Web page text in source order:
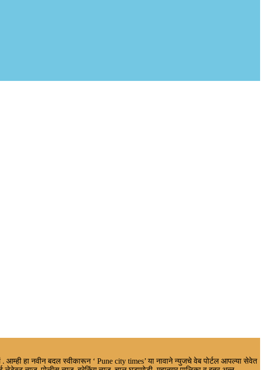
आम्ही हा नवीन बदल स्वीकारून ‘ Pune city times’ या नावाने न्युजचे वेब पोर्टल आपल्या सेवेत